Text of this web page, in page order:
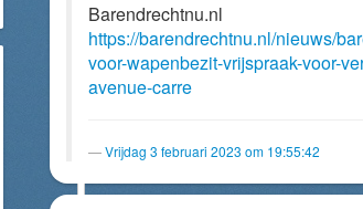
Barendrechtnu.nl
https://barendrechtnu.nl/nieuws/
voor-wapenbezit-vrijspraak-voor-
avenue-carre
Vrijdag 3 februari 2023 om 19:55:42